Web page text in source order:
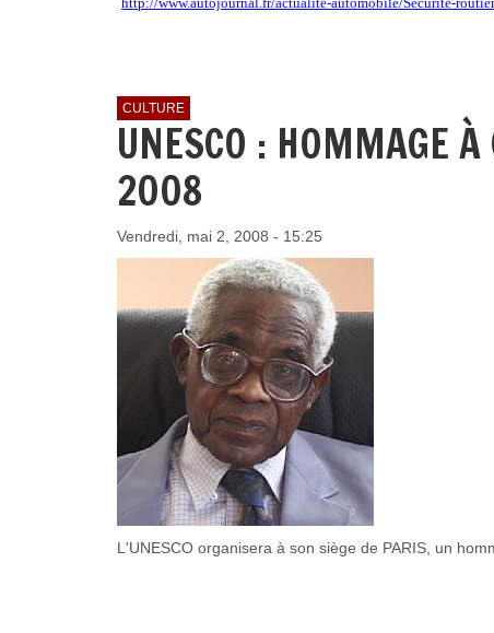
CULTURE
UNESCO : HOMMAGE
2008
Vendredi, mai 2, 2008 - 15:25
L'UNESCO organisera à son siège de PARIS, un